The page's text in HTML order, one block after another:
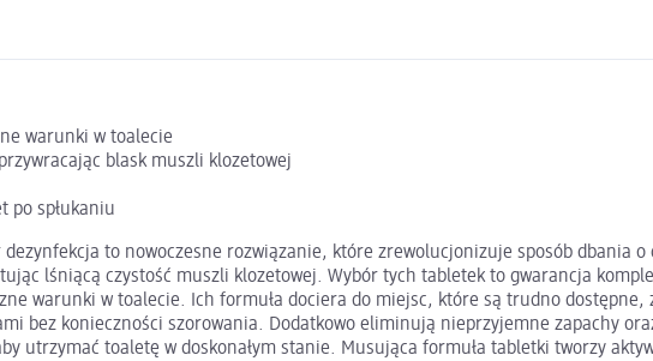
warunki w toalecie
blask muszli klozetowej
po spłukaniu
dezynfekcja to nowoczesne rozwiązanie, które zrewolucjonizuje sposób
lśniącą czystość muszli klozetowej. Wybór tych tabletek to gwarancja
warunki w toalecie. Ich formuła dociera do miejsc, które są trudno dostępne,
bez konieczności szorowania. Dodatkowo eliminują nieprzyjemne zapachy
utrzymać toaletę w doskonałym stanie. Musująca formuła tabletki tworzy